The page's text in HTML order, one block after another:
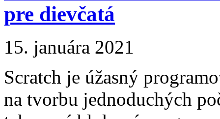
pre dievčatá
15. januára 2021
Scratch je úžasný
na tvorbu jednoduchých